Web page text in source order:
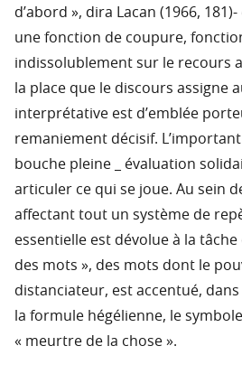
d’abord », dira Lacan (1966,
une fonction de coupure,
indissolublement sur le recours
la place que le discours assigne
interprétative est d’emblée
remaniement décisif. L’important
bouche pleine _ évaluation
articuler ce qui se joue. Au sein
affectant tout un système de
essentielle est dévolue à la
des mots », des mots dont le
distanciateur, est accentué,
la formule hégélienne, le
« meurtre de la chose ».